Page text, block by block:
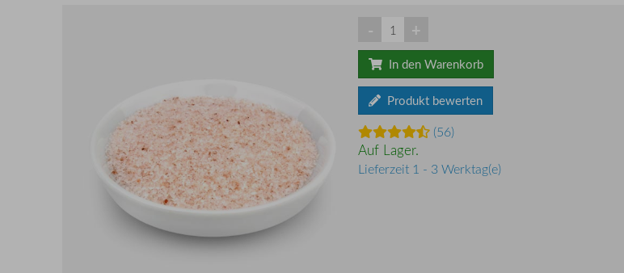
- +
In den Warenkorb
Produkt bewerten
(56)
Auf Lager.
Lieferzeit 1 - 3 Werktag(e)